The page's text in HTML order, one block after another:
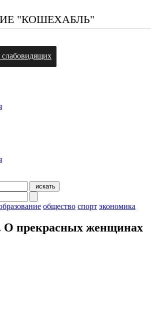
"КОШЕХАБЛЬ"
слабовидящих
искать
общество спорт экономика
О прекрасных женщинах